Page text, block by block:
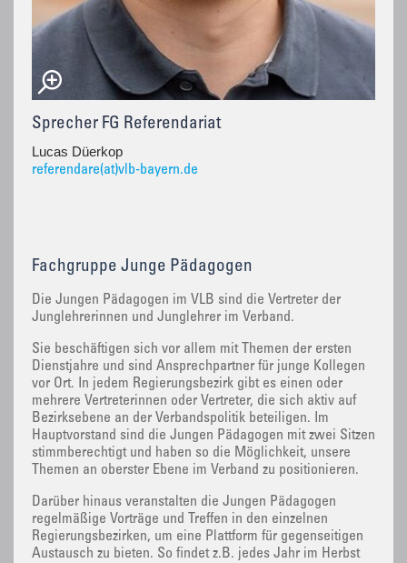
Sprecher FG Referendariat
Lucas Düerkop
referendare(at)vlb-bayern.de
Fachgruppe Junge Pädagogen
Die Jungen Pädagogen im VLB sind die Vertreter der
Junglehrerinnen und Junglehrer im Verband.
Sie beschäftigen sich vor allem mit Themen der ersten
Dienstjahre und sind Ansprechpartner für junge Kollegen
vor Ort. In jedem Regierungsbezirk gibt es einen oder
mehrere Vertreterinnen oder Vertreter, die sich aktiv auf
Bezirksebene an der Verbandspolitik beteiligen. Im
Hauptvorstand sind die Jungen Pädagogen mit zwei Sitzen
stimmberechtigt und haben so die Möglichkeit, unsere
Themen an oberster Ebene im Verband zu positionieren.
Darüber hinaus veranstalten die Jungen Pädagogen
regelmäßige Vorträge und Treffen in den einzelnen
Regierungsbezirken, um eine Plattform für gegenseitigen
Austausch zu bieten. So findet z.B. jedes Jahr im Herbst